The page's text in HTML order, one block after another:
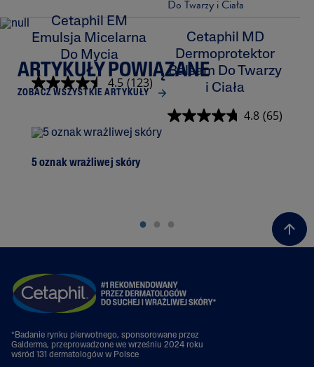
Cetaphil EM
Emulsja Micelarna
Do Mycia
4.5 (123)
Cetaphil MD
Dermoprotektor
Balsam Do Twarzy
i Ciała
4.8 (65)
ARTYKUŁY POWIĄZANE
ZOBACZ WSZYSTKIE ARTYKUŁY
5 oznak wrażliwej skóry
*Badanie rynku pierwotnego, sponsorowane przez
Galderma, przeprowadzone we wrześniu 2024 roku
wśród 131 dermatologów w Polsce